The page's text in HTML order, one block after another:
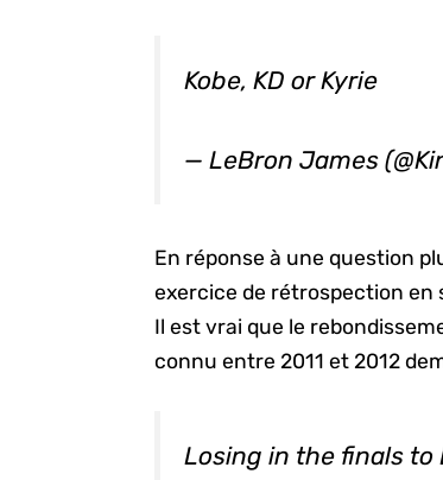
Kobe, KD or Kyrie
— LeBron James
En réponse à une question
exercice de rétrospection en
Il est vrai que le
connu entre 2011 et 2012
Losing in the finals to